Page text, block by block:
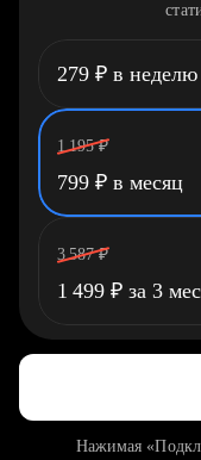
279 ₽ в неделю
1 195 ₽
799 ₽ в месяц
3 587 ₽
1 499 ₽ за 3
Нажимая